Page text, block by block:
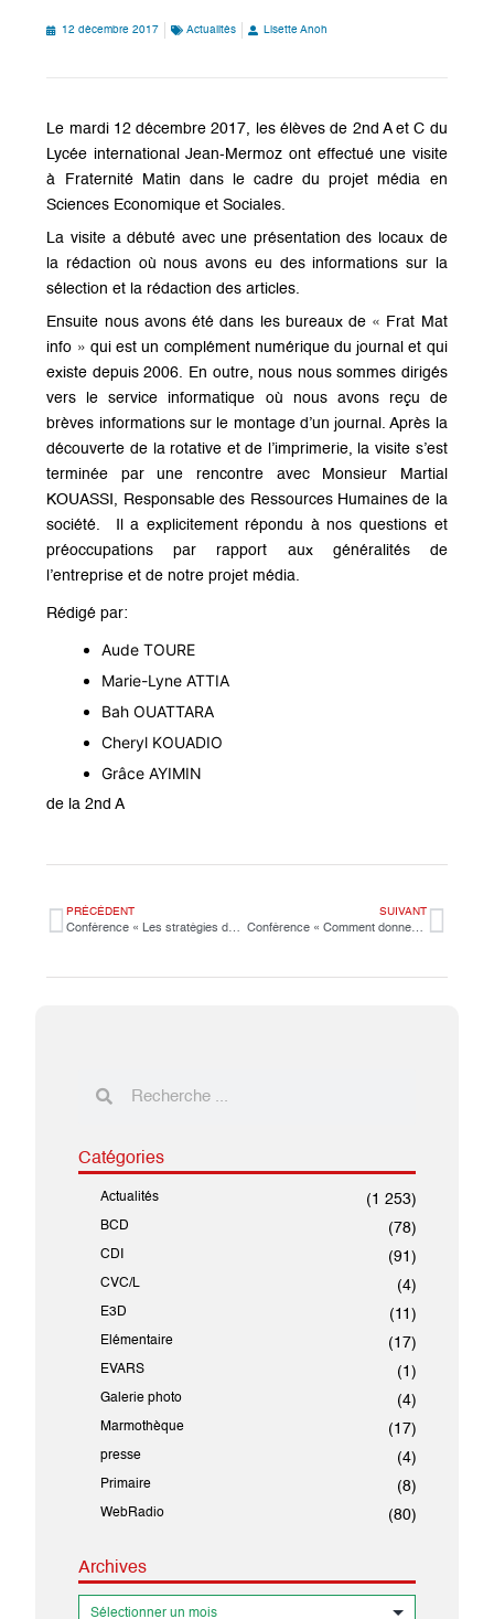
12 décembre 2017 Actualités Lisette Anoh
Le mardi 12 décembre 2017, les élèves de 2nd A et C du
Lycée international Jean-Mermoz ont effectué une visite
à Fraternité Matin dans le cadre du projet média en
Sciences Economique et Sociales.
La visite a débuté avec une présentation des locaux de
la rédaction où nous avons eu des informations sur la
sélection et la rédaction des articles.
Ensuite nous avons été dans les bureaux de « Frat Mat
info » qui est un complément numérique du journal et qui
existe depuis 2006. En outre, nous nous sommes dirigés
vers le service informatique où nous avons reçu de
brèves informations sur le montage d’un journal. Après la
découverte de la rotative et de l’imprimerie, la visite s’est
terminée par une rencontre avec Monsieur Martial
KOUASSI, Responsable des Ressources Humaines de la
société. Il a explicitement répondu à nos questions et
préoccupations par rapport aux généralités de
l’entreprise et de notre projet média.
Rédigé par:
Aude TOURE
Marie-Lyne ATTIA
Bah OUATTARA
Cheryl KOUADIO
Grâce AYIMIN
de la 2nd A
PRÉCÉDENT
Conférence « Les stratégies de développement en Côte d’Ivoire »
SUIVANT
Conférence « Comment donner le goût de la lecture aux enfants »
Catégories
Actualités (1 253)
BCD (78)
CDI (91)
CVC/L (4)
E3D (11)
Elémentaire (17)
EVARS (1)
Galerie photo (4)
Marmothèque (17)
presse (4)
Primaire (8)
WebRadio (80)
Archives